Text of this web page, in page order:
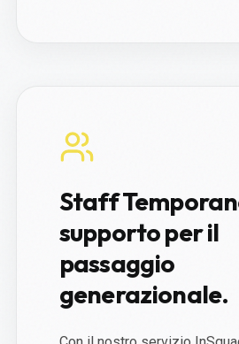
Staff
supporto per il
passaggio
generazionale.